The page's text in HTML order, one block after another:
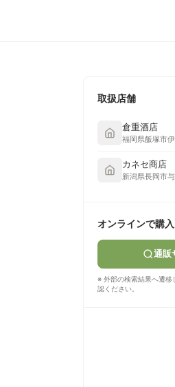
取扱店舗
倉重酒店
福岡県飯塚市
カネセ商店
新潟県長岡市
オンラインで購入
通販
※ 外部の検索結果へ遷移
認ください。